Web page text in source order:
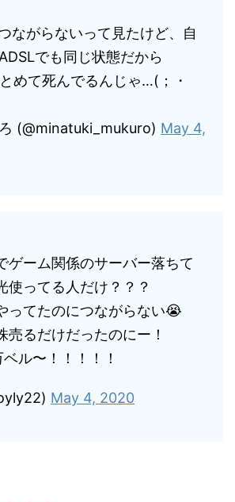
ながらないって見たけど、自
でも同じ状態だから
めて死んでるんじゃ…(；・
(@minatuki_mukuro) May 4,
ゲーム関係のサーバー落ちて
使ってる人だけ？？？
ってたのにつながらない😭
売るだけだったのにー！
ル〜！！！！！
May 4, 2020